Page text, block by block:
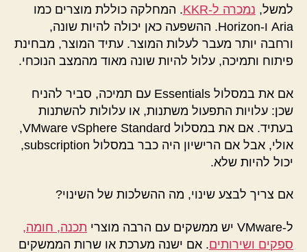
למשל, נמכרה ל-KKR
. המחלקה כוללת מוצרים כמו
Aria ו-Horizon. ההשפעה כאן יכולה להיות שונה,
ורחבה יותר מעבר לעלות המוצר. עתיד המוצר, מבחינת
פיתוח ותמיכה, עלול להיות שונה מאוד מהמצב הנוכחי.
אם את במסלול Essentials עם תמיכה, סביר להניח
שכן: עלויות התפעול משתנות, או עלולות להשתנות
בעתיד. אם את במסלול VMware vSphere Standard,
אולי, אבל אם הרישיון היה כבר במסלול subscription,
יכול להיות שלא.
אם צריך לבצע שינוי, מה ההשלכות של השינוי?
ל-VMware יש ממשקים עם הרבה מוצרי
תכנה, חומה,
ספקים ושירותים. אם ישנה מערכת או שרות הממשקים